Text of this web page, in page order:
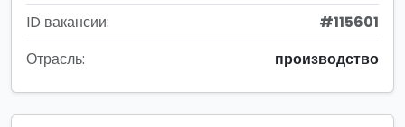
ID вакансии:
#115601
Отрасль:
производство